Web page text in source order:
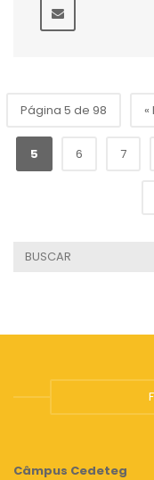
Página 5 de 98
5 6 7
Câmpus Cedeteg